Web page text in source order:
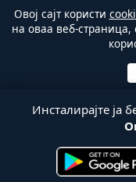
Овој сајт користи
на оваа веб-страница,
Инсталирајте ја